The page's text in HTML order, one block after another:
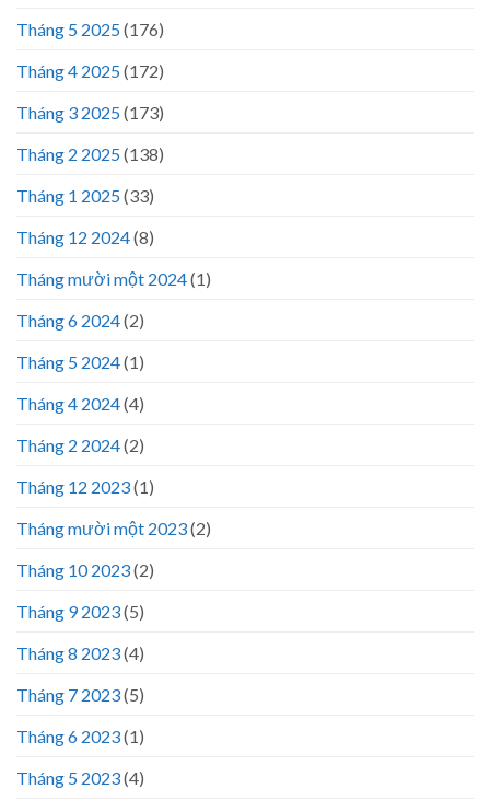
Tháng 5 2025(176)
Tháng 4 2025(172)
Tháng 3 2025(173)
Tháng 2 2025(138)
Tháng 1 2025(33)
Tháng 12 2024(8)
Tháng mười một 2024(1)
Tháng 6 2024(2)
Tháng 5 2024(1)
Tháng 4 2024(4)
Tháng 2 2024(2)
Tháng 12 2023(1)
Tháng mười một 2023(2)
Tháng 10 2023(2)
Tháng 9 2023(5)
Tháng 8 2023(4)
Tháng 7 2023(5)
Tháng 6 2023(1)
Tháng 5 2023(4)